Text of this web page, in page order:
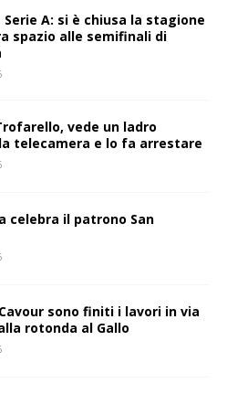
Serie A: si è chiusa la stagione
spazio alle semifinali di
vede un ladro
telecamera e lo fa arrestare
celebra il patrono San
sono finiti i lavori in via
rotonda al Gallo